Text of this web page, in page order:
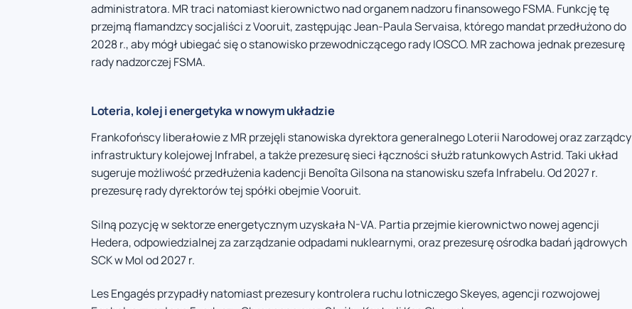
administratora. MR traci natomiast kierownictwo nad organem nadzoru finansowego FSMA. Funkcję tę
przejmą flamandzcy socjaliści z Vooruit, zastępując Jean-Paula Servaisa, którego mandat przedłużono do
2028 r., aby mógł ubiegać się o stanowisko przewodniczącego rady IOSCO. MR zachowa jednak prezesurę
rady nadzorczej FSMA.
Loteria, kolej i energetyka w nowym układzie
Frankofońscy liberałowie z MR przejęli stanowiska dyrektora generalnego Loterii Narodowej oraz zarządcy
infrastruktury kolejowej Infrabel, a także prezesurę sieci łączności służb ratunkowych Astrid. Taki układ
sugeruje możliwość przedłużenia kadencji Benoîta Gilsona na stanowisku szefa Infrabelu. Od 2027 r.
prezesurę rady dyrektorów tej spółki obejmie Vooruit.
Silną pozycję w sektorze energetycznym uzyskała N-VA. Partia przejmie kierownictwo nowej agencji
Hedera, odpowiedzialnej za zarządzanie odpadami nuklearnymi, oraz prezesurę ośrodka badań jądrowych
SCK w Mol od 2027 r.
Les Engagés przypadły natomiast prezesury kontrolera ruchu lotniczego Skeyes, agencji rozwojowej